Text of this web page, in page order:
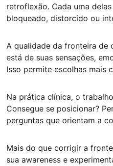
retroflexão. Cada uma
bloqueado, distorcido ou
A qualidade da fronteira de
está de suas sensações,
Isso permite escolhas mais
Na prática clínica, o
Consegue se posicionar?
perguntas que orientam a
Mais do que corrigir a
sua awareness e